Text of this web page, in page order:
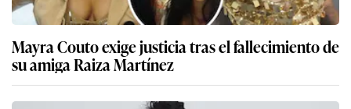
Mayra Couto exige justicia tras el fallecimiento de
su amiga Raiza Martínez